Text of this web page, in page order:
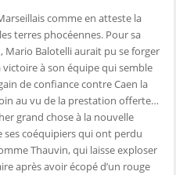
comme en atteste la
terres phocéennes. Pour sa
Mario Balotelli aurait pu se forger
à son équipe qui semble
de confiance contre Caen la
au vu de la prestation offerte…
grand chose à la nouvelle
coéquipiers qui ont perdu
Thauvin, qui laisse exploser
après avoir écopé d’un rouge